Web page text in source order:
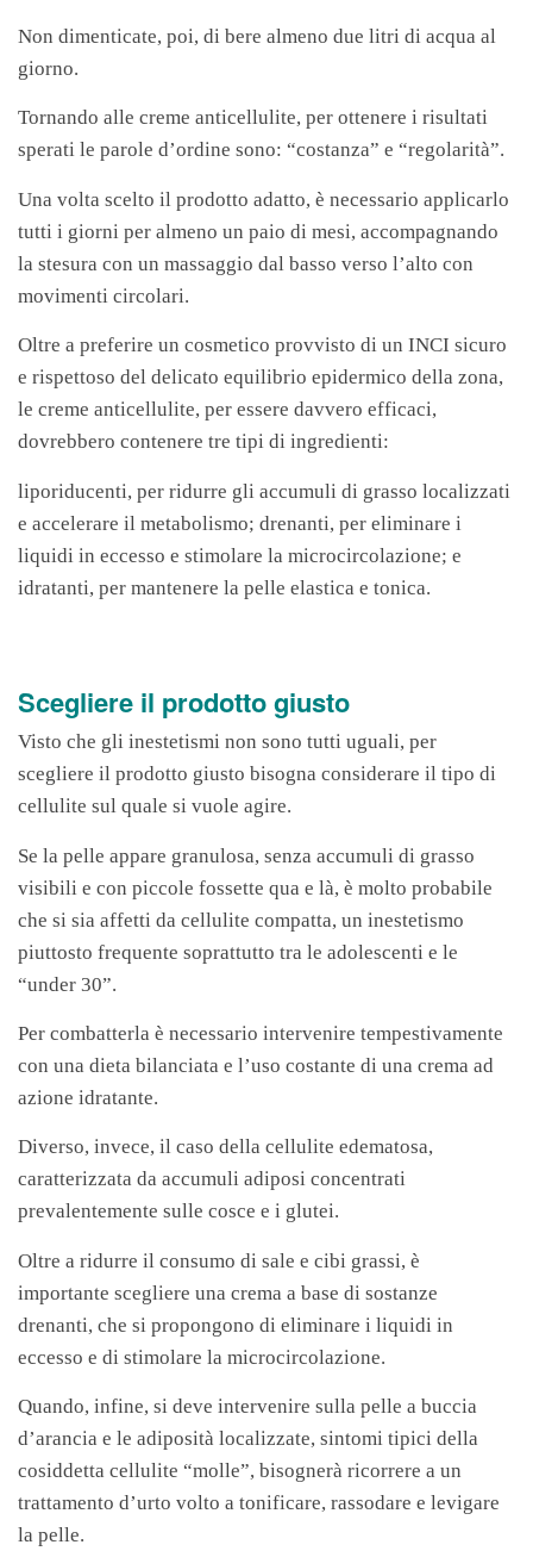
Non dimenticate, poi, di bere almeno due litri di acqua al
giorno.
Tornando alle creme anticellulite, per ottenere i risultati
sperati le parole d’ordine sono: “costanza” e “regolarità”.
Una volta scelto il prodotto adatto, è necessario applicarlo
tutti i giorni per almeno un paio di mesi, accompagnando
la stesura con un massaggio dal basso verso l’alto con
movimenti circolari.
Oltre a preferire un cosmetico provvisto di un INCI sicuro
e rispettoso del delicato equilibrio epidermico della zona,
le creme anticellulite, per essere davvero efficaci,
dovrebbero contenere tre tipi di ingredienti:
liporiducenti, per ridurre gli accumuli di grasso localizzati
e accelerare il metabolismo; drenanti, per eliminare i
liquidi in eccesso e stimolare la microcircolazione; e
idratanti, per mantenere la pelle elastica e tonica.
Scegliere il prodotto giusto
Visto che gli inestetismi non sono tutti uguali, per
scegliere il prodotto giusto bisogna considerare il tipo di
cellulite sul quale si vuole agire.
Se la pelle appare granulosa, senza accumuli di grasso
visibili e con piccole fossette qua e là, è molto probabile
che si sia affetti da cellulite compatta, un inestetismo
piuttosto frequente soprattutto tra le adolescenti e le
“under 30”.
Per combatterla è necessario intervenire tempestivamente
con una dieta bilanciata e l’uso costante di una crema ad
azione idratante.
Diverso, invece, il caso della cellulite edematosa,
caratterizzata da accumuli adiposi concentrati
prevalentemente sulle cosce e i glutei.
Oltre a ridurre il consumo di sale e cibi grassi, è
importante scegliere una crema a base di sostanze
drenanti, che si propongono di eliminare i liquidi in
eccesso e di stimolare la microcircolazione.
Quando, infine, si deve intervenire sulla pelle a buccia
d’arancia e le adiposità localizzate, sintomi tipici della
cosiddetta cellulite “molle”, bisognerà ricorrere a un
trattamento d’urto volto a tonificare, rassodare e levigare
la pelle.